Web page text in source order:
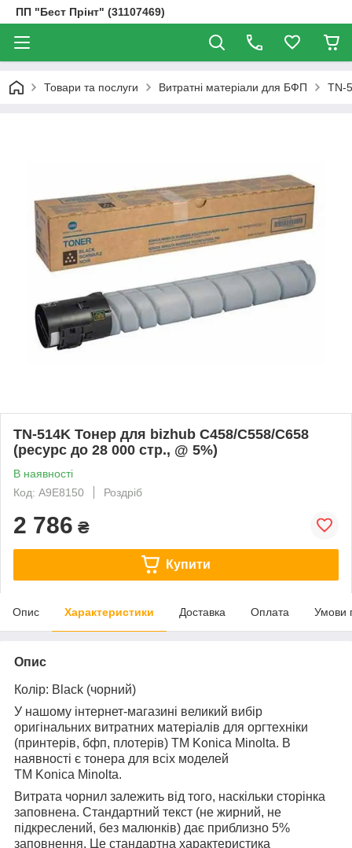
ПП "Бест Прінт" (31107469)
Товари та послуги Витратні матеріали для БФП TN-
TN-514K Тонер для bizhub C458/C558/C658
(ресурс до 28 000 стр., @ 5%)
В наявності
Код: A9E8150
Роздріб
2 786 ₴
Купити
Опис Характеристики Доставка Оплата Умови
Опис
Колір: Black (чорний)
У нашому інтернет-магазині великий вибір
оригінальних витратних матеріалів для оргтехніки
(принтерів, бфп, плотерів) ТМ Konica Minolta. В
наявності є тонера для всіх моделей
ТМ Konica Minolta.
Витрата чорнил залежить від того, наскільки сторінка
заповнена. Стандартний текст (не жирний, не
підкреслений, без малюнків) дає приблизно 5%
заповнення. Це стандартна характеристика